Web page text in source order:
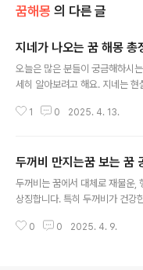
꿈해몽 의 다른 글
지네가 나오는 꿈 해몽 총
오늘은 많은 분들이 궁금해하시
세히 알아보려고 해요. 지네는 현
를 품고 있어요. 무조건 나쁜 의미
된 여러 꿈의 해석을 사례별로 나
네가 나오는 꿈 전반적인 의미지
스, 건강, 재물, 시기 질투, 또는
정'을 뜻하기도 하고, 어떤 경우엔
1 0 2025. 4. 13.
두꺼비 만지는꿈 보는 꿈
두꺼비는 꿈에서 대체로 재물운,
상징합니다. 특히 두꺼비가 건강
비가 공격적이거나, 기분 나쁘게
0 0 2025. 4. 9.